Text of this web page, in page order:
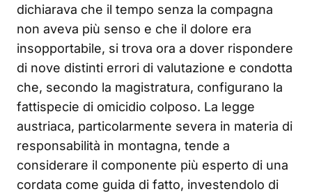
dichiarava che il tempo senza la compagna
non aveva più senso e che il dolore era
insopportabile, si trova ora a dover rispondere
di nove distinti errori di valutazione e condotta
che, secondo la magistratura, configurano la
fattispecie di omicidio colposo. La legge
austriaca, particolarmente severa in materia di
responsabilità in montagna, tende a
considerare il componente più esperto di una
cordata come guida di fatto, investendolo di